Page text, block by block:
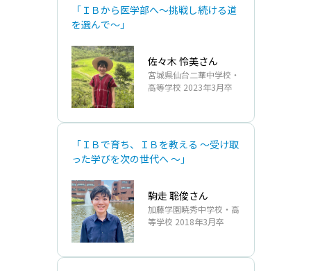
「ＩＢから医学部へ～挑戦し続ける道
を選んで～」
佐々木 怜美さん
宮城県仙台二華中学校・
高等学校 2023年3月卒
「ＩＢで育ち、ＩＢを教える ～受け取
った学びを次の世代へ ～」
駒走 聡俊さん
加藤学園暁秀中学校・高
等学校 2018年3月卒